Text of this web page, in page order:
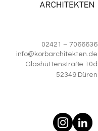
02421 – 7066636
info@korbarchitekten.de
Glashüttenstraße 10d
52349 Düren